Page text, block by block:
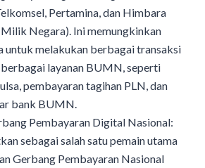
Pertamina, dan Himbara
Negara). Ini memungkinkan
untuk melakukan berbagai transaksi
berbagai layanan BUMN, seperti
pembayaran tagihan PLN, dan
bank BUMN.
Pembayaran Digital Nasional:
sebagai salah satu pemain utama
Gerbang Pembayaran Nasional